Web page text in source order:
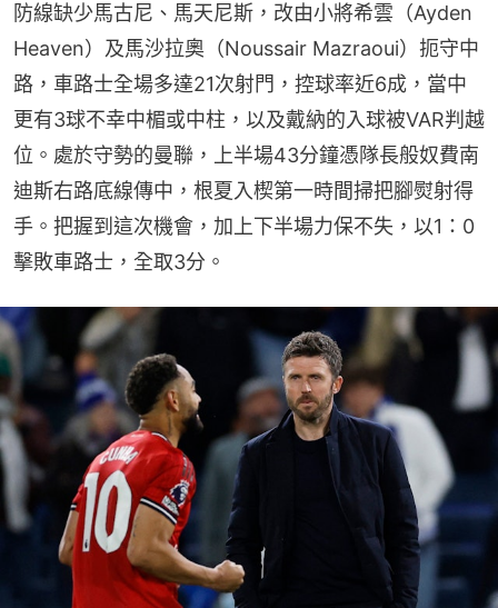
防線缺少馬古尼、馬天尼斯，改由小將希雲（Ayden
Heaven）及馬沙拉奧（Noussair Mazraoui）扼守中
路，車路士全場多達21次射門，控球率近6成，當中
更有3球不幸中楣或中柱，以及戴納的入球被VAR判越
位。處於守勢的曼聯，上半場43分鐘憑隊長般奴費南
迪斯右路底線傳中，根夏入楔第一時間掃把腳熨射得
手。把握到這次機會，加上下半場力保不失，以1：0
擊敗車路士，全取3分。